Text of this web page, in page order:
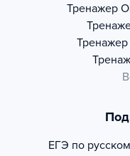
Тренажер
Тренажер
ЕГЭ по